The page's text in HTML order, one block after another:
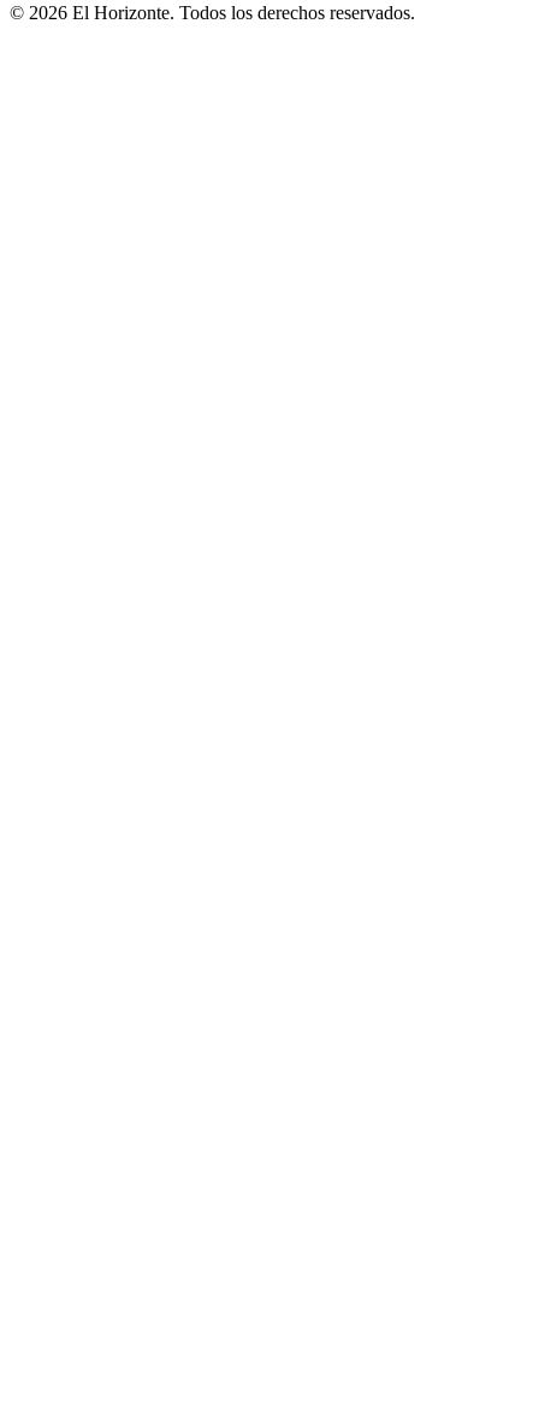
© 2026 El Horizonte. Todos los derechos reservados.